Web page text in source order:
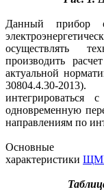
Данный прибор
осуществлять
производить
актуальной
30804.4.30-
интегрироваться
одновременную
направлениям по
характеристики